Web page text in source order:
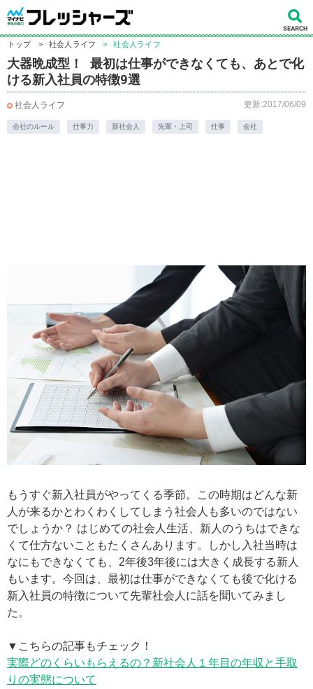
トップ > 社会人ライフ > 社会人ライフ
大器晩成型！ 最初は仕事ができなくても、あとで化
ける新入社員の特徴9選
社会人ライフ 更新:2017/06/09
会社のルール 仕事力 新社会人 先輩・上司 仕事 会社
もうすぐ新入社員がやってくる季節。この時期はどんな新
人が来るかとわくわくしてしまう社会人も多いのではない
でしょうか？ はじめての社会人生活、新人のうちはできな
くて仕方ないこともたくさんあります。しかし入社当時は
なにもできなくても、2年後3年後には大きく成長する新人
もいます。今回は、最初は仕事ができなくても後で化ける
新入社員の特徴について先輩社会人に話を聞いてみまし
た。
▼こちらの記事もチェック！
実際どのくらいもらえるの？新社会人１年目の年収と手取
りの実態について